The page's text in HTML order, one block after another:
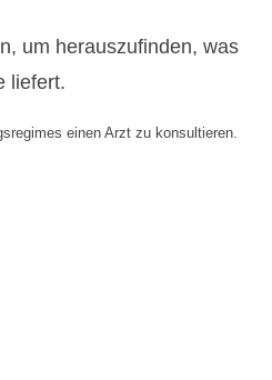
um herauszufinden, was
liefert.
einen Arzt zu konsultieren.